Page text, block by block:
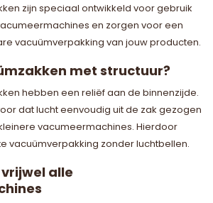
zijn speciaal ontwikkeld voor gebruik
en zorgen voor een
vacuümverpakking van jouw producten.
met structuur?
hebben een reliëf aan de binnenzijde.
dat lucht eenvoudig uit de zak gezogen
vacumeermachines. Hierdoor
vacuümverpakking zonder luchtbellen.
alle